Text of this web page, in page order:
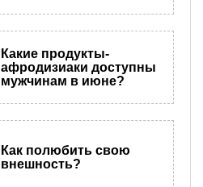
Какие продукты-
афродизиаки доступны
мужчинам в июне?
Как полюбить свою
внешность?